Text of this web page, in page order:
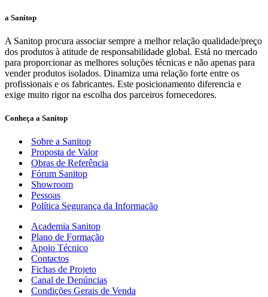
a Sanitop
A Sanitop procura associar sempre a melhor relação qualidade/preço
dos produtos à atitude de responsabilidade global. Está no mercado
para proporcionar as melhores soluções técnicas e não apenas para
vender produtos isolados. Dinamiza uma relação forte entre os
profissionais e os fabricantes. Este posicionamento diferencia e
exige muito rigor na escolha dos parceiros fornecedores.
Conheça a Sanitop
Sobre a Sanitop
Proposta de Valor
Obras de Referência
Fórum Sanitop
Showroom
Pessoas
Política Segurança da Informação
Academia Sanitop
Plano de Formação
Apoio Técnico
Contactos
Fichas de Projeto
Canal de Denúncias
Condições Gerais de Venda